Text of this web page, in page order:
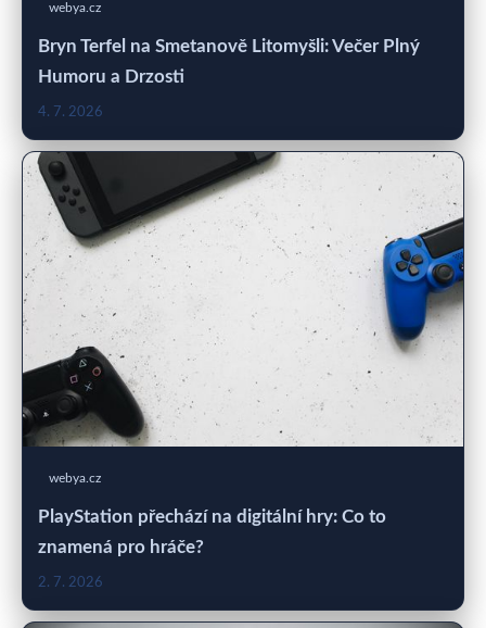
webya.cz
Bryn Terfel na Smetanově Litomyšli: Večer Plný
Humoru a Drzosti
4. 7. 2026
webya.cz
PlayStation přechází na digitální hry: Co to
znamená pro hráče?
2. 7. 2026